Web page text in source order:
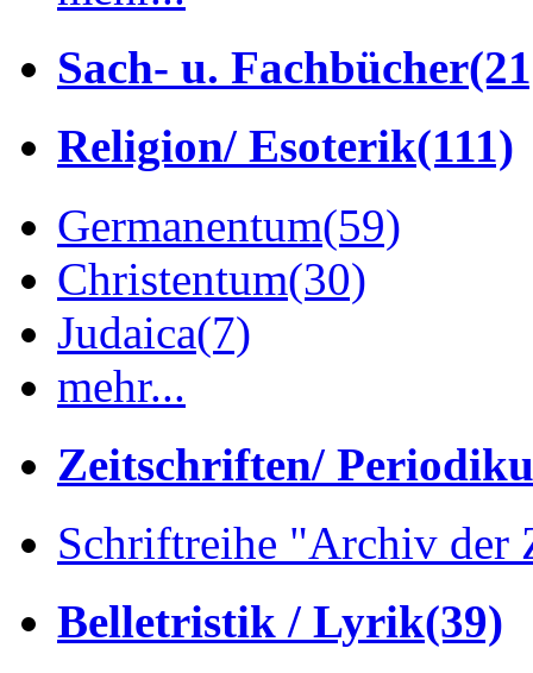
Sach- u. Fachbücher
Religion/ Esoterik(111)
Germanentum(59)
Christentum(30)
Judaica(7)
mehr...
Zeitschriften/
Schriftreihe "Archiv der
Belletristik / Lyrik(39)